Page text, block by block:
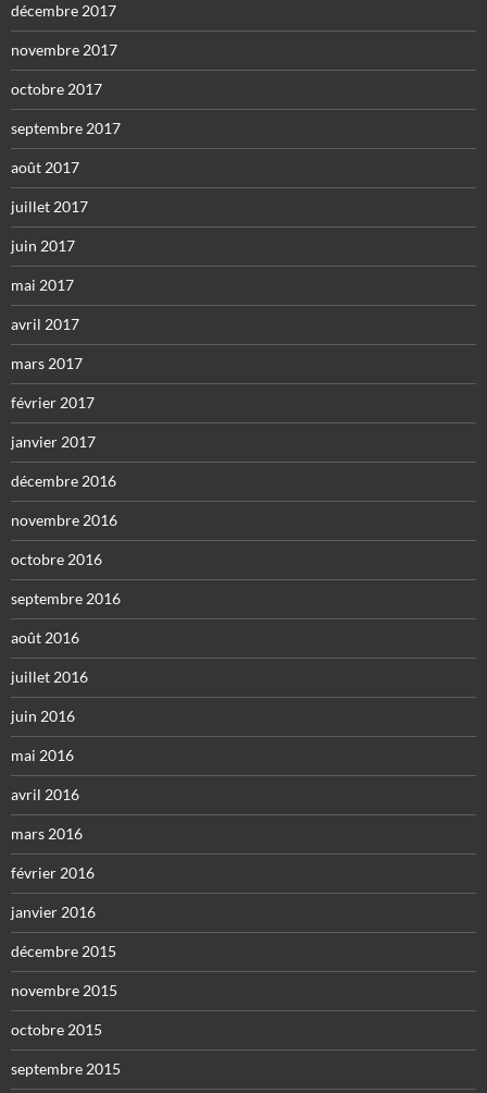
décembre 2017
novembre 2017
octobre 2017
septembre 2017
août 2017
juillet 2017
juin 2017
mai 2017
avril 2017
mars 2017
février 2017
janvier 2017
décembre 2016
novembre 2016
octobre 2016
septembre 2016
août 2016
juillet 2016
juin 2016
mai 2016
avril 2016
mars 2016
février 2016
janvier 2016
décembre 2015
novembre 2015
octobre 2015
septembre 2015